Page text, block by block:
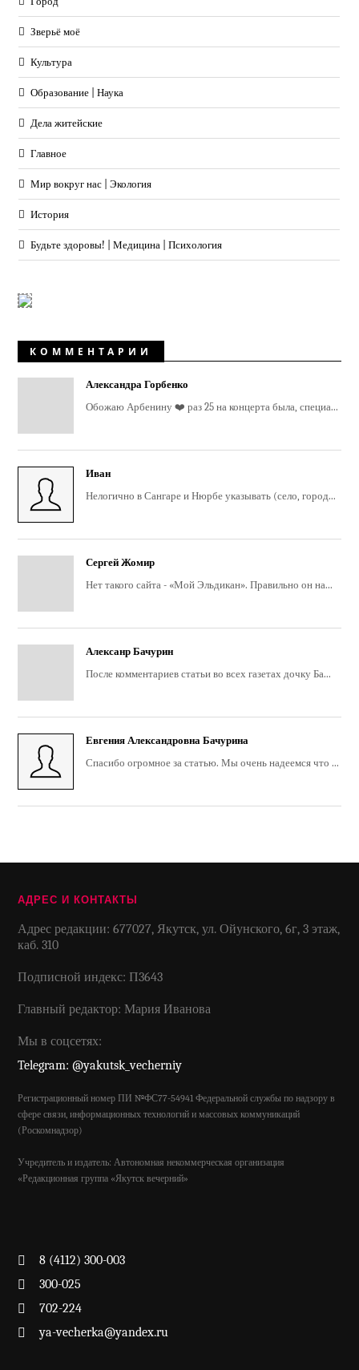
Зверьё моё
Культура
Образование | Наука
Дела житейские
Главное
Мир вокруг нас | Экология
История
Будьте здоровы! | Медицина | Психология
КОММЕНТАРИИ
Александра Горбенко
Обожаю Арбенину ❤️ раз 25 на концерта была, специа...
Иван
Нелогично в Сангаре и Нюрбе указывать (село, город...
Сергей Жомир
Нет такого сайта - «Мой Эльдикан». Правильно он на...
Алексанр Бачурин
После комментариев статьи во всех газетах дочку Ба...
Евгения Александровна Бачурина
Спасибо огромное за статью. Мы очень надеемся что ...
АДРЕС И КОНТАКТЫ
Адрес редакции: 677027, Якутск, ул. Ойунского, 6г, 3 этаж,
каб. 310
Подписной индекс: П3643
Главный редактор: Мария Иванова
Мы в соцсетях:
Telegram: @yakutsk_vecherniy
Регистрационный номер ПИ №ФС77-54941 Федеральной службы по надзору в
сфере связи, информационных технологий и массовых коммуникаций
(Роскомнадзор)
Учредитель и издатель: Автономная некоммерческая организация
«Редакционная группа «Якутск вечерний»
8 (4112) 300-003
300-025
702-224
ya-vecherka@yandex.ru